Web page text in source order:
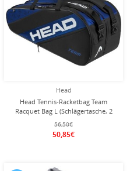
Head
Head Tennis-Racketbag Team
Racquet Bag L (Schlägertasche, 2
Hauptfächer) 2024 blau/schwarz 9er
56,50€
50,85€